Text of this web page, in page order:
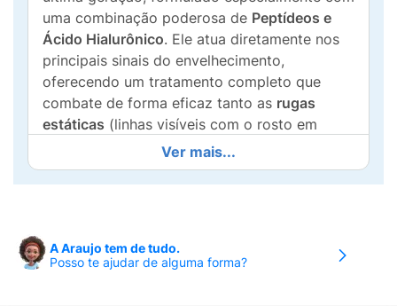
uma combinação poderosa de Peptídeos e
Ácido Hialurônico. Ele atua diretamente nos
principais sinais do envelhecimento,
oferecendo um tratamento completo que
combate de forma eficaz tanto as rugas
estáticas (linhas visíveis com o rosto em
repouso) quanto asrugas dinâmicas
de expressão).
efeito lifting, melhorando a textura e o
contorno facial. Além disso, sua fórmula
Ver mais...
A Araujo tem de tudo.
Posso te ajudar de alguma forma?